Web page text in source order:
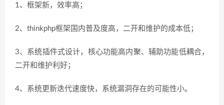
1、框架新，效率高；
2、thinkphp框架国内普及度高，二开和维护的成本低；
3、系统插件式设计，核心功能高内聚、辅助功能低耦合，
二开和维护利好；
4、系统更新迭代速度快，系统漏洞存在的可能性小。